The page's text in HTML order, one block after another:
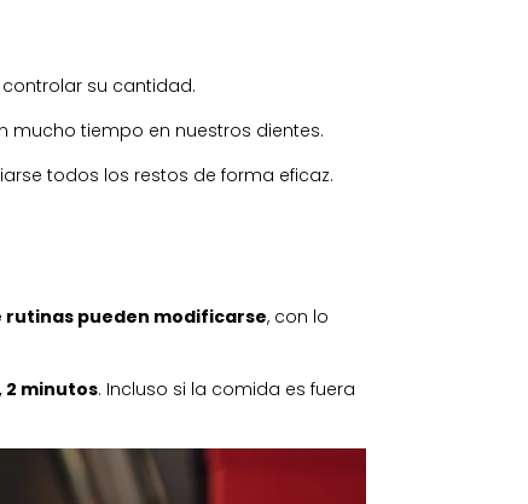
su cantidad.
mucho tiempo en nuestros dientes.
todos los restos de forma eficaz.
rutinas pueden modificarse, con lo
2 minutos. Incluso si la comida es fuera